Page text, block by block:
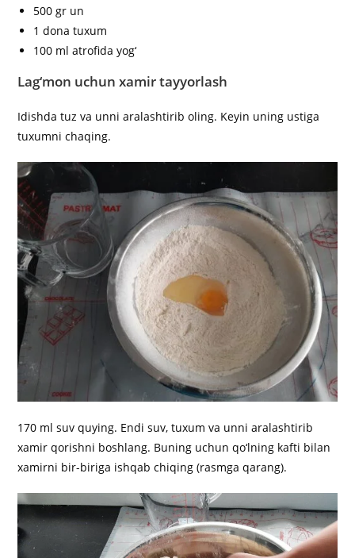
500 gr un
1 dona tuxum
100 ml atrofida yog‘
Lag‘mon uchun xamir tayyorlash
Idishda tuz va unni aralashtirib oling. Keyin uning ustiga
tuxumni chaqing.
170 ml suv quying. Endi suv, tuxum va unni aralashtirib
xamir qorishni boshlang. Buning uchun qo‘lning kafti bilan
xamirni bir-biriga ishqab chiqing (rasmga qarang).